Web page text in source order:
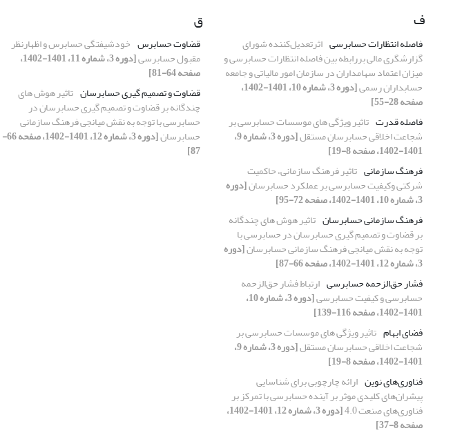
ف
فاصله انتظارات حسابرسی اثرتعدیل‌کننده شورای
گزارشگری مالی بررابطه بین فاصله انتظارات حسابرسی و
میزان اعتماد سهامداران در سازمان امور مالیاتی و جامعه
حسابداران رسمی [دوره 3، شماره 10، 1401-1402،
صفحه 28-55]
فاصله قدرت تاثیر ویژگی های موسسات حسابرسی بر
شجاعت اخلاقی حسابرسان مستقل [دوره 3، شماره 9،
1401-1402، صفحه 8-19]
فرهنگ سازمانی تاثیر فرهنگ سازمانی، حاکمیت
شرکتی وکیفیت حسابرسی بر عملکرد حسابرسان[دوره
3، شماره 10، 1401-1402، صفحه 72-95]
فرهنگ سازمانی حسابرسان تاثیر هوش های چندگانه
بر قضاوت و تصمیم گیری حسابرسان در حسابرسی با
توجه به نقش میانجی فرهنگ سازمانی حسابرسان[دوره
3، شماره 12، 1401-1402، صفحه 66-87]
فشار حق‌الزحمه حسابرسی ارتباط فشار حق‌الزحمه
حسابرسی و کیفیت حسابرسی [دوره 3، شماره 10،
1401-1402، صفحه 116-139]
فضای ابهام تاثیر ویژگی های موسسات حسابرسی بر
شجاعت اخلاقی حسابرسان مستقل [دوره 3، شماره 9،
1401-1402، صفحه 8-19]
فناوری‌های نوین ارائه چارچوبی برای شناسایی
پیشران‌های کلیدی موثر بر آینده حسابرسی با تمرکز بر
فناوری‌های صنعت 4.0 [دوره 3، شماره 12، 1401-1402،
صفحه 8-37]
ق
قضاوت حسابرس خودشیفتگی حسابرس و اظهارنظر
مقبول حسابرسی [دوره 3، شماره 11، 1401-1402،
صفحه 64-81]
قضاوت و تصمیم گیری حسابرسان تاثیر هوش های
چندگانه بر قضاوت و تصمیم گیری حسابرسان در
حسابرسی با توجه به نقش میانجی فرهنگ سازمانی
حسابرسان [دوره 3، شماره 12، 1401-1402، صفحه 66-
87]